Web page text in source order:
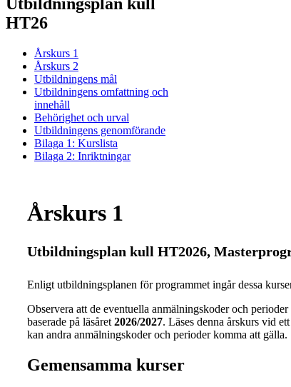
HT26
Årskurs 1
Årskurs 2
Utbildningens mål
Utbildningens omfattning och
innehåll
Behörighet och urval
Utbildningens genomförande
Bilaga 1: Kurslista
Bilaga 2: Inriktningar
Årskurs 1
Utbildningsplan kull HT2026,
Enligt utbildningsplanen för programmet ingår dessa
Observera att de eventuella anmälningskoder och perioder
baserade på läsåret 2026/2027. Läses denna årskurs vid
kan andra anmälningskoder och perioder komma att gälla.
Gemensamma kurser